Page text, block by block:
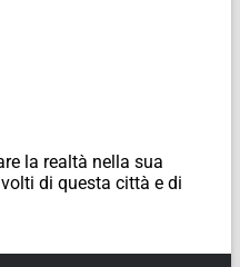
la realtà nella sua
di questa città e di